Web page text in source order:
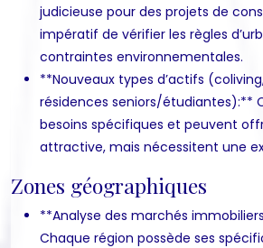
judicieuse pour des projets de
impératif de vérifier les règles
contraintes environnementales.
**Nouveaux types d’actifs
résidences seniors/étudiantes):**
besoins spécifiques et peuvent
attractive, mais nécessitent une
Zones géographiques
**Analyse des marchés
Chaque région possède ses